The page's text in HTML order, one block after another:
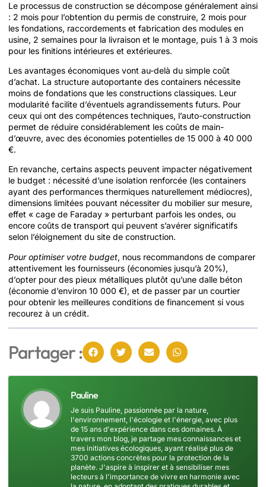
Le processus de construction se décompose généralement ainsi
: 2 mois pour l’obtention du permis de construire, 2 mois pour
les fondations, raccordements et fabrication des modules en
usine, 2 semaines pour la livraison et le montage, puis 1 à 3 mois
pour les finitions intérieures et extérieures.
Les avantages économiques vont au-delà du simple coût
d’achat. La structure autoportante des containers nécessite
moins de fondations que les constructions classiques. Leur
modularité facilite d’éventuels agrandissements futurs. Pour
ceux qui ont des compétences techniques, l’auto-construction
permet de réduire considérablement les coûts de main-
d’œuvre, avec des économies potentielles de 15 000 à 40 000
€.
En revanche, certains aspects peuvent impacter négativement
le budget : nécessité d’une isolation renforcée (les containers
ayant des performances thermiques naturellement médiocres),
dimensions limitées pouvant nécessiter du mobilier sur mesure,
effet « cage de Faraday » perturbant parfois les ondes, ou
encore coûts de transport qui peuvent s’avérer significatifs
selon l’éloignement du site de construction.
Pour optimiser votre budget, nous recommandons de comparer
attentivement les fournisseurs (économies jusqu’à 20%),
d’opter pour des pieux métalliques plutôt qu’une dalle béton
(économie d’environ 10 000 €), et de passer par un courtier
pour obtenir les meilleures conditions de financement si vous
recourez à un crédit.
Partager :
Pauline
Je suis Pauline, passionnée par la nature,
l'environnement, l'écologie et l'énergie, avec plus
de 15 ans d'expérience dans ces domaines. À
travers mon blog, je partage mes connaissances et
mes initiatives écologiques, ayant réalisé plus de
3700 actions concrètes pour la protection de la
planète. J'aspire à inspirer et à sensibiliser mes
lecteurs à l'importance de vivre en harmonie avec